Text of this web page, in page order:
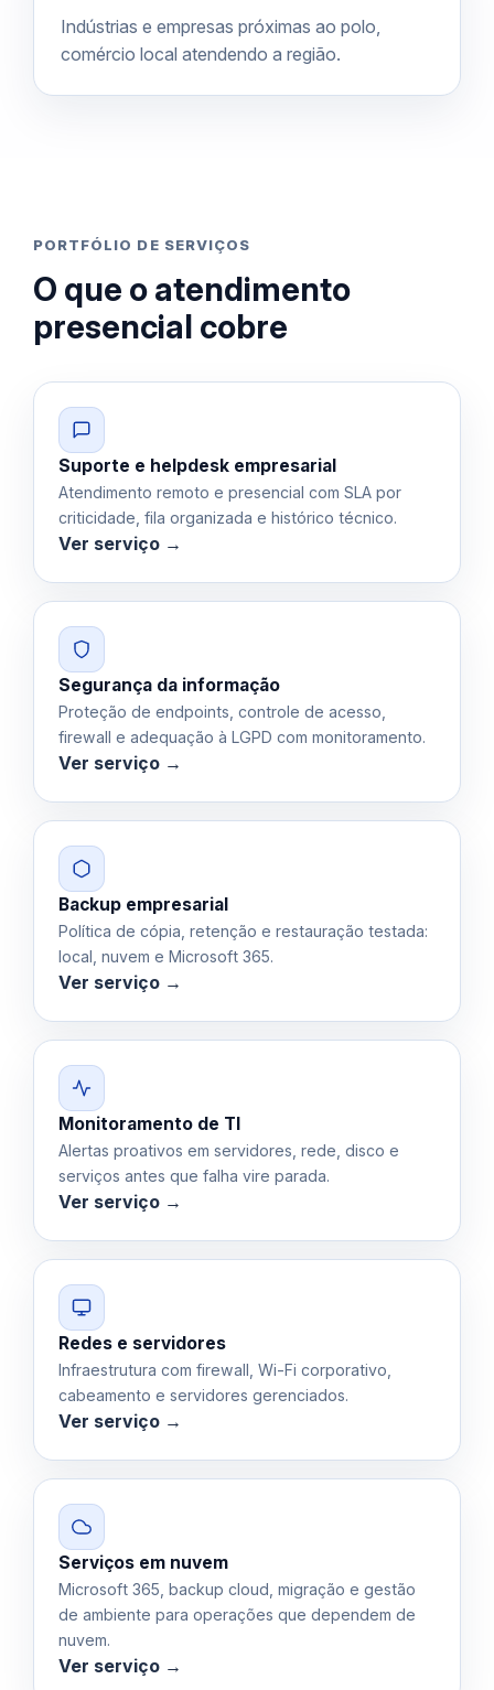
Indústrias e empresas próximas ao polo,
comércio local atendendo a região.
PORTFÓLIO DE SERVIÇOS
O que o atendimento
presencial cobre
Suporte e helpdesk empresarial
Atendimento remoto e presencial com SLA por
criticidade, fila organizada e histórico técnico.
Ver serviço →
Segurança da informação
Proteção de endpoints, controle de acesso,
firewall e adequação à LGPD com monitoramento.
Ver serviço →
Backup empresarial
Política de cópia, retenção e restauração testada:
local, nuvem e Microsoft 365.
Ver serviço →
Monitoramento de TI
Alertas proativos em servidores, rede, disco e
serviços antes que falha vire parada.
Ver serviço →
Redes e servidores
Infraestrutura com firewall, Wi-Fi corporativo,
cabeamento e servidores gerenciados.
Ver serviço →
Serviços em nuvem
Microsoft 365, backup cloud, migração e gestão
de ambiente para operações que dependem de
nuvem.
Ver serviço →